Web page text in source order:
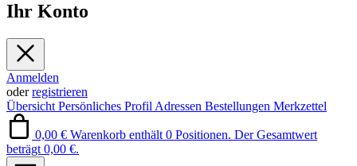
Ihr Konto
Anmelden
oderregistrieren
Übersicht Persönliches Profil Adressen Bestellungen Merkzettel
0,00 € Warenkorb enthält 0 Positionen. Der Gesamtwert
beträgt 0,00 €.